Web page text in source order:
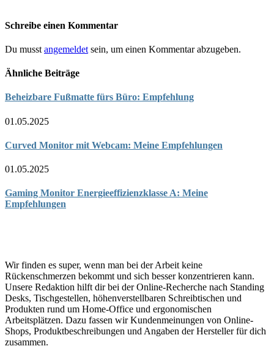
Schreibe einen Kommentar
Du musst angemeldet sein, um einen Kommentar abzugeben.
Ähnliche Beiträge
Beheizbare Fußmatte fürs Büro: Empfehlung
01.05.2025
Curved Monitor mit Webcam: Meine Empfehlungen
01.05.2025
Gaming Monitor Energieeffizienzklasse A: Meine
Empfehlungen
Wir finden es super, wenn man bei der Arbeit keine
Rückenschmerzen bekommt und sich besser konzentrieren kann.
Unsere Redaktion hilft dir bei der Online-Recherche nach Standing
Desks, Tischgestellen, höhenverstellbaren Schreibtischen und
Produkten rund um Home-Office und ergonomischen
Arbeitsplätzen. Dazu fassen wir Kundenmeinungen von Online-
Shops, Produktbeschreibungen und Angaben der Hersteller für dich
zusammen.